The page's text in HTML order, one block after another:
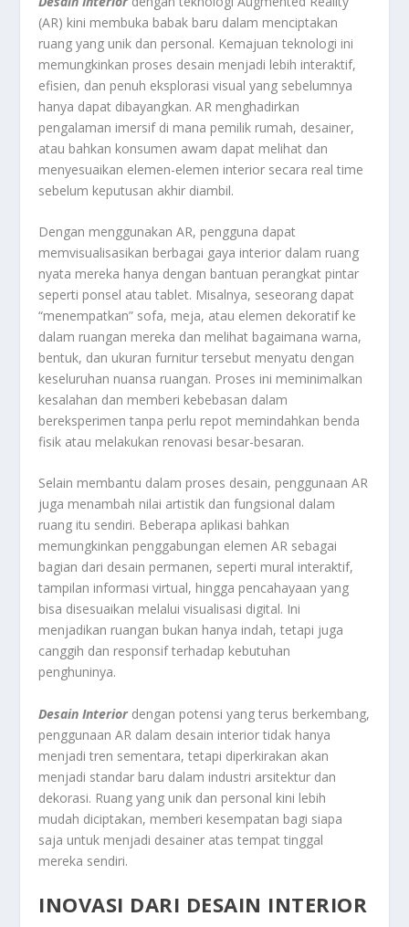
(AR) kini membuka babak baru dalam menciptakan
ruang yang unik dan personal. Kemajuan teknologi ini
memungkinkan proses desain menjadi lebih interaktif,
efisien, dan penuh eksplorasi visual yang sebelumnya
hanya dapat dibayangkan. AR menghadirkan
pengalaman imersif di mana pemilik rumah, desainer,
atau bahkan konsumen awam dapat melihat dan
menyesuaikan elemen-elemen interior secara real time
sebelum keputusan akhir diambil.
Dengan menggunakan AR, pengguna dapat
memvisualisasikan berbagai gaya interior dalam ruang
nyata mereka hanya dengan bantuan perangkat pintar
seperti ponsel atau tablet. Misalnya, seseorang dapat
“menempatkan” sofa, meja, atau elemen dekoratif ke
dalam ruangan mereka dan melihat bagaimana warna,
bentuk, dan ukuran furnitur tersebut menyatu dengan
keseluruhan nuansa ruangan. Proses ini meminimalkan
kesalahan dan memberi kebebasan dalam
bereksperimen tanpa perlu repot memindahkan benda
fisik atau melakukan renovasi besar-besaran.
Selain membantu dalam proses desain, penggunaan AR
juga menambah nilai artistik dan fungsional dalam
ruang itu sendiri. Beberapa aplikasi bahkan
memungkinkan penggabungan elemen AR sebagai
bagian dari desain permanen, seperti mural interaktif,
tampilan informasi virtual, hingga pencahayaan yang
bisa disesuaikan melalui visualisasi digital. Ini
menjadikan ruangan bukan hanya indah, tetapi juga
canggih dan responsif terhadap kebutuhan
penghuninya.
Desain Interior dengan potensi yang terus berkembang,
penggunaan AR dalam desain interior tidak hanya
menjadi tren sementara, tetapi diperkirakan akan
menjadi standar baru dalam industri arsitektur dan
dekorasi. Ruang yang unik dan personal kini lebih
mudah diciptakan, memberi kesempatan bagi siapa
saja untuk menjadi desainer atas tempat tinggal
mereka sendiri.
INOVASI DARI DESAIN INTERIOR